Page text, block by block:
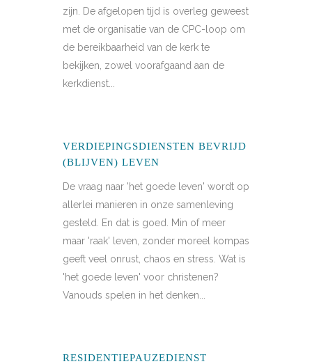
zijn. De afgelopen tijd is overleg geweest
met de organisatie van de CPC-loop om
de bereikbaarheid van de kerk te
bekijken, zowel voorafgaand aan de
kerkdienst...
VERDIEPINGSDIENSTEN BEVRIJD
(BLIJVEN) LEVEN
De vraag naar 'het goede leven' wordt op
allerlei manieren in onze samenleving
gesteld. En dat is goed. Min of meer
maar 'raak' leven, zonder moreel kompas
geeft veel onrust, chaos en stress. Wat is
'het goede leven' voor christenen?
Vanouds spelen in het denken...
RESIDENTIEPAUZEDIENST